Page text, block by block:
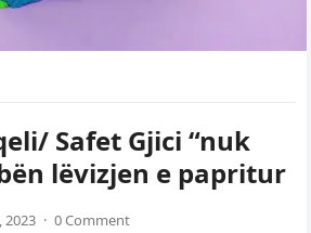
Safet Gjici “nuk
lëvizjen e papritur
2023 · 0 Comment